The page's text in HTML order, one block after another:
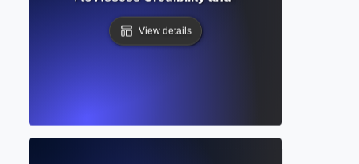
View details